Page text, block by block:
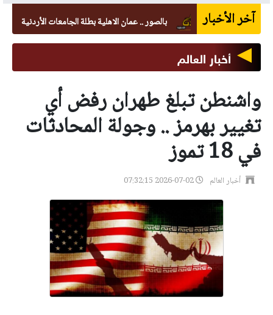
آخر الأخبار بالصور .. عمان الاهلية بطلة الجامعات الأردنية في
أخبار العالم
واشنطن تبلغ طهران رفض أي
تغيير بهرمز .. وجولة المحادثات
في 18 تموز
أخبار العالم